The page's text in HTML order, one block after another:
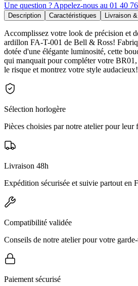
Une question ? Appelez-nous au 01 40
Description Caractéristiques Livraison
Accomplissez votre look de précision et
ardillon FA-T-001 de Bell & Ross!
dotée d'une élégante luminosité, cette
qui manquait pour compléter votre
le risque et montrez votre style audacieux!
Sélection horlogère
Pièces choisies par notre atelier pour leur
Livraison 48h
Expédition sécurisée et suivie partout en
Compatibilité validée
Conseils de notre atelier pour votre
Paiement sécurisé